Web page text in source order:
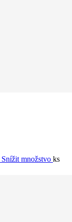
Snížit množstvo ks